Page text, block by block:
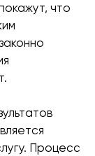
что
Процесс